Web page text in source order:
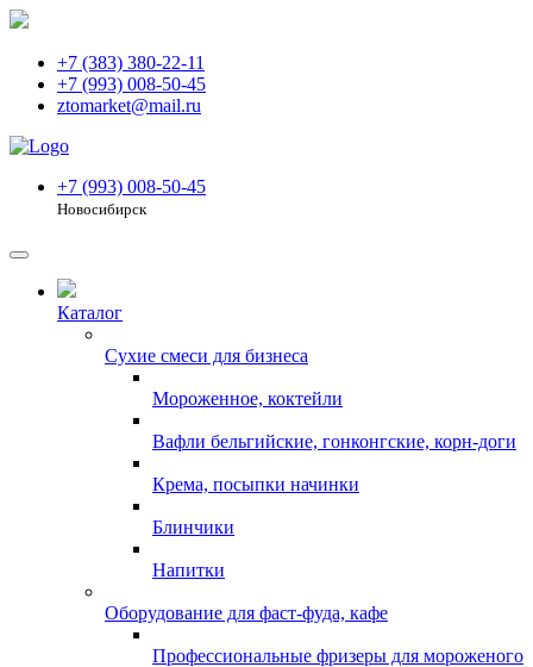
+7 (383) 380-22-11
+7 (993) 008-50-45
ztomarket@mail.ru
+7 (993) 008-50-45
Новосибирск
Каталог
Сухие смеси для бизнеса
Мороженное, коктейли
Вафли бельгийские, гонконгские, корн-доги
Крема, посыпки начинки
Блинчики
Напитки
Оборудование для фаст-фуда, кафе
Профессиональные фризеры для мороженого